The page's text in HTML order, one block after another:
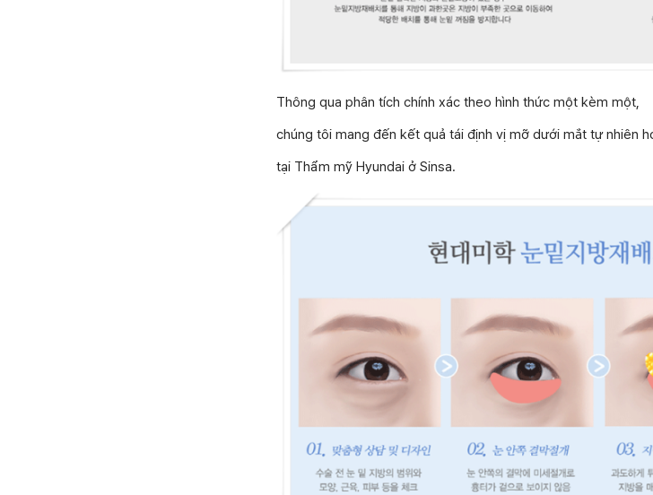
Thông qua phân tích chính xác theo hình thức một kèm một,
chúng tôi mang đến kết quả tái định vị mỡ dưới mắt tự nhiên
tại Thẩm mỹ Hyundai ở Sinsa.